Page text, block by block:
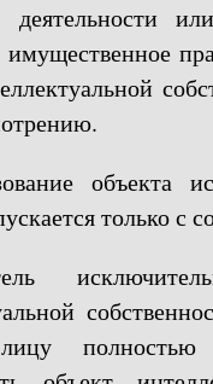
деятельности
имущественное
объекта
только с